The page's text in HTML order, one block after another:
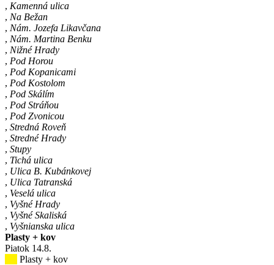
, Kamenná ulica
, Na Bežan
, Nám. Jozefa Likavčana
, Nám. Martina Benku
, Nižné Hrady
, Pod Horou
, Pod Kopanicami
, Pod Kostolom
, Pod Skálím
, Pod Stráňou
, Pod Zvonicou
, Stredná Roveň
, Stredné Hrady
, Stupy
, Tichá ulica
, Ulica B. Kubánkovej
, Ulica Tatranská
, Veselá ulica
, Vyšné Hrady
, Vyšné Skaliská
, Vyšnianska ulica
Plasty + kov
Piatok 14.8.
Plasty + kov